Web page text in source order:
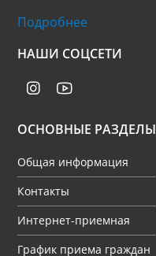
Подробнее
НАШИ СОЦСЕТИ
ОСНОВНЫЕ РАЗДЕЛЫ
Общая информация
Контакты
Интернет-приемная
График приема граждан